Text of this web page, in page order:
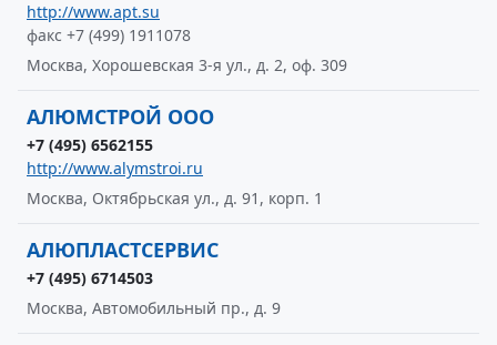
http://www.apt.su
факс +7 (499) 1911078
Москва, Хорошевская 3-я ул., д. 2, оф. 309
АЛЮМСТРОЙ ООО
+7 (495) 6562155
http://www.alymstroi.ru
Москва, Октябрьская ул., д. 91, корп. 1
АЛЮПЛАСТСЕРВИС
+7 (495) 6714503
Москва, Автомобильный пр., д. 9